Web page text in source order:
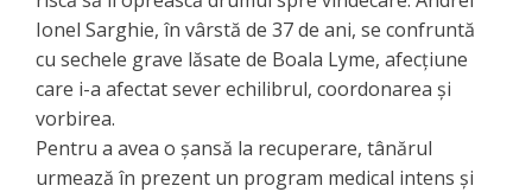
Ionel Sarghie, în vârstă de 37 de ani, se confruntă
cu sechele grave lăsate de Boala Lyme, afecțiune
care i-a afectat sever echilibrul, coordonarea și
vorbirea.
Pentru a avea o șansă la recuperare, tânărul
urmează în prezent un program medical intens și